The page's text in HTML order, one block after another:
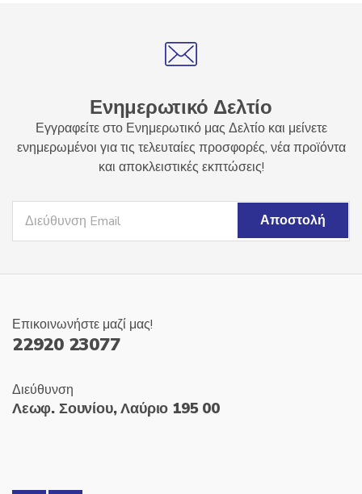
Ενημερωτικό Δελτίο
Εγγραφείτε στο Ενημερωτικό μας Δελτίο και μείνετε
ενημερωμένοι για τις τελευταίες προσφορές, νέα προϊόντα
και αποκλειστικές εκπτώσεις!
Επικοινωνήστε μαζί μας!
22920 23077
Διεύθυνση
Λεωφ. Σουνίου, Λαύριο 195 00